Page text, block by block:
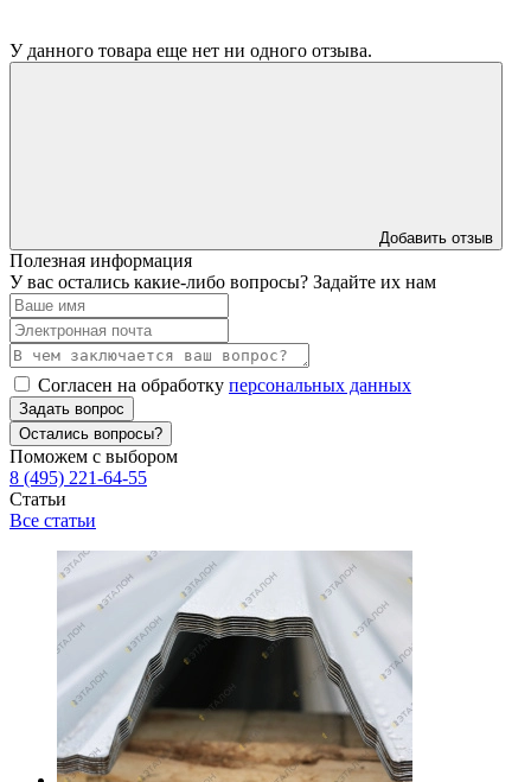
У данного товара еще нет ни одного отзыва.
Добавить отзыв
Полезная информация
У вас остались какие-либо вопросы? Задайте их нам
Согласен на обработку персональных данных
Задать вопрос
Остались вопросы?
Поможем с выбором
8 (495) 221-64-55
Статьи
Все статьи